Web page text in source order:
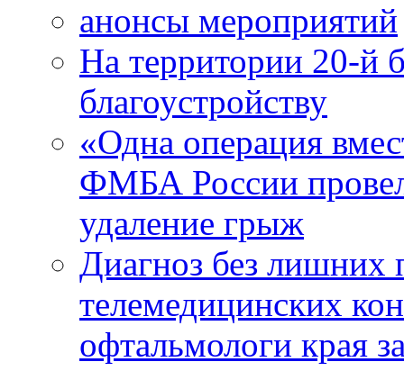
анонсы мероприятий
На территории 20-й
благоустройству
«Одна операция
ФМБА России
удаление грыж
Диагноз без лишних
телемедицинских
офтальмологи края